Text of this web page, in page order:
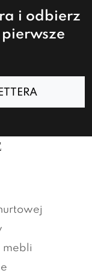
i odbierz
mebli